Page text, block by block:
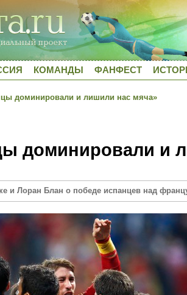
КОМАНДЫ ФАНФЕСТ
доминировали и лишили нас мяча»
доминировали и
и Лоран Блан о победе испанцев над